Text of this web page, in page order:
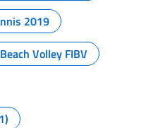
2019
Volley FIBV